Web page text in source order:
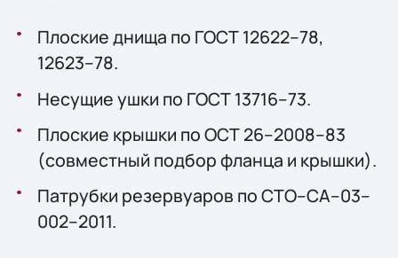
Плоские днища по ГОСТ 12622–78,
12623–78.
Несущие ушки по ГОСТ 13716–73.
Плоские крышки по ОСТ 26–2008–83
(совместный подбор фланца и крышки).
Патрубки резервуаров по СТО–СА–03–
002–2011.